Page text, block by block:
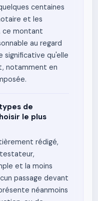
centaines
et les
ce montant
au regard
significative qu'elle
notamment en
de
le plus
rédigé,
et la moins
passage devant
néanmoins